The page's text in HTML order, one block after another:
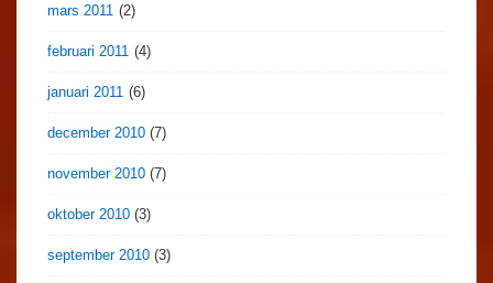
mars 2011 (2)
februari 2011 (4)
januari 2011 (6)
december 2010 (7)
november 2010 (7)
oktober 2010 (3)
september 2010 (3)